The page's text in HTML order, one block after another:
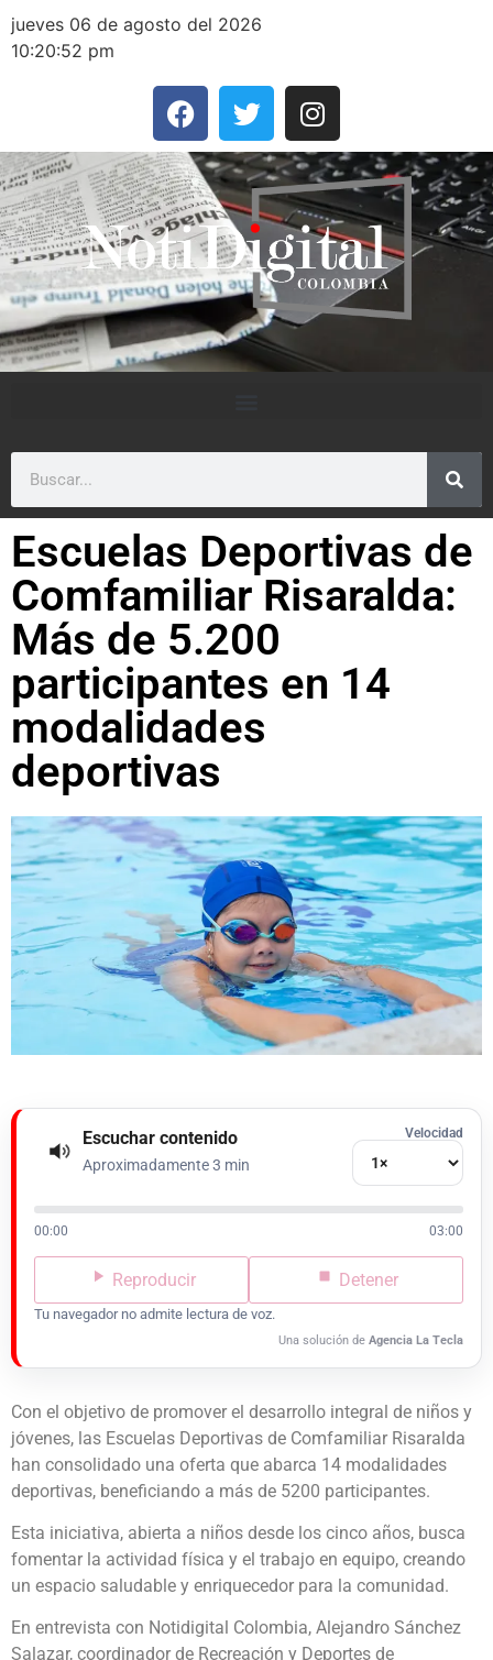
jueves 06 de agosto del 2026
10:20:52 pm
Escuelas Deportivas de
Comfamiliar Risaralda:
Más de 5.200
participantes en 14
modalidades
deportivas
Escuchar contenido
Aproximadamente 3 min
Velocidad
00:00 03:00
Reproducir Detener
Tu navegador no admite lectura de voz.
Una solución de Agencia La Tecla
Con el objetivo de promover el desarrollo integral de niños y
jóvenes, las Escuelas Deportivas de Comfamiliar Risaralda
han consolidado una oferta que abarca 14 modalidades
deportivas, beneficiando a más de 5200 participantes.
Esta iniciativa, abierta a niños desde los cinco años, busca
fomentar la actividad física y el trabajo en equipo, creando
un espacio saludable y enriquecedor para la comunidad.
En entrevista con Notidigital Colombia, Alejandro Sánchez
Salazar, coordinador de Recreación y Deportes de